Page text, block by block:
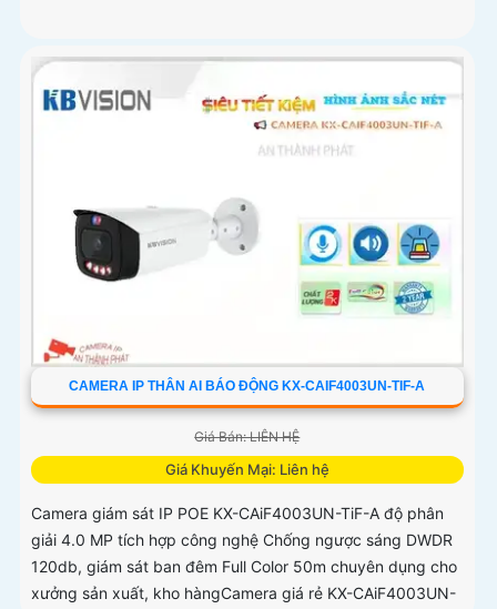
CAMERA IP THÂN AI BÁO ĐỘNG KX-CAIF4003UN-TIF-A
Giá Bán: LIÊN HỆ
Giá Khuyến Mại: Liên hệ
Camera giám sát IP POE KX-CAiF4003UN-TiF-A độ phân
giải 4.0 MP tích hợp công nghệ Chống ngược sáng DWDR
120db, giám sát ban đêm Full Color 50m chuyên dụng cho
xưởng sản xuất, kho hàngCamera giá rẻ KX-CAiF4003UN-